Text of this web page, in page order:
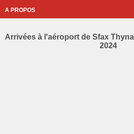
A PROPOS
Arrivées à l'aéroport de Sfax
2024